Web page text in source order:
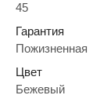
45
Гарантия
Пожизненная
Цвет
Бежевый